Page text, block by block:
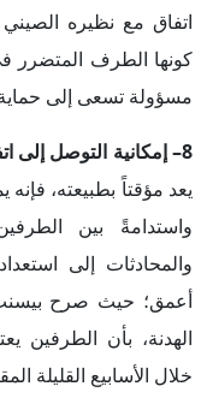
اتفاق مع نظيره
كونها الطرف المتضرر
مسؤولة تسعى إلى حماية
8– إمكانية التوصل إلى اتفاقية طويلة الأجل:
يعد مؤقتاً بطبيعته، فإنه
واستدامةً بين
والمحادثات إلى
الهدنة، بأن الطرفين
خلال الأسابيع القليلة